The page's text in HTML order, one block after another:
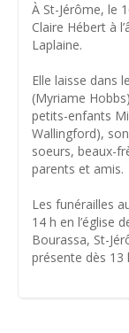
À St-Jérôme, le
Claire Hébert à
Laplaine.
Elle laisse dans
(Myriame
petits-enfants
Wallingford),
soeurs, beaux-
parents et amis.
Les funérailles
14 h en l’église
Bourassa, St-
présente dès 13